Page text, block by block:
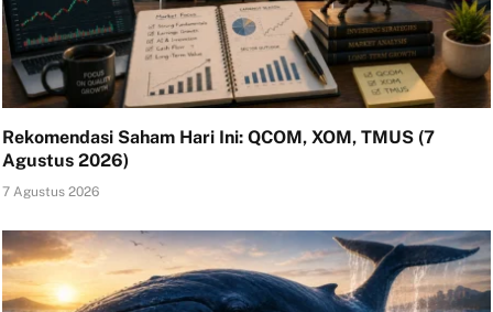
Rekomendasi Saham Hari Ini: QCOM, XOM, TMUS (7
Agustus 2026)
7 Agustus 2026